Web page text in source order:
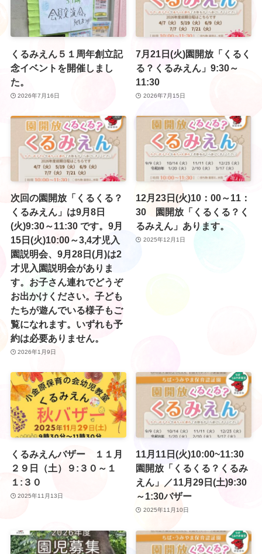
くるみえん５１周年創立記
念イベントを開催しまし
た。
2026年7月16日
7月21日(火)園開放「くるく
る？くるみえん」9:30～
11:30
2026年7月15日
次回の園開放「くるくる？
くるみえん」は9月8日
(火)9:30～11:30 です。9月
15日(火)10:00～3,4才児入
園説明会、9月28日(月)は2
才児入園説明会がありま
す。お子さん連れでどうぞ
お出かけください。子ども
たちが遊んでいる様子もご
覧になれます。いずれも予
約は必要ありません。
2026年1月9日
12月23日(火)10：00～11：
30 園開放「くるくる？く
るみえん」あります。
2025年12月1日
くるみえんバザー １１月
２９日（土）９:３０～１
１:３０
2025年11月13日
11月11日(火)10:00~11:30
園開放「くるくる？くるみ
えん」／11月29日(土)9:30
～1:30バザー
2025年11月10日